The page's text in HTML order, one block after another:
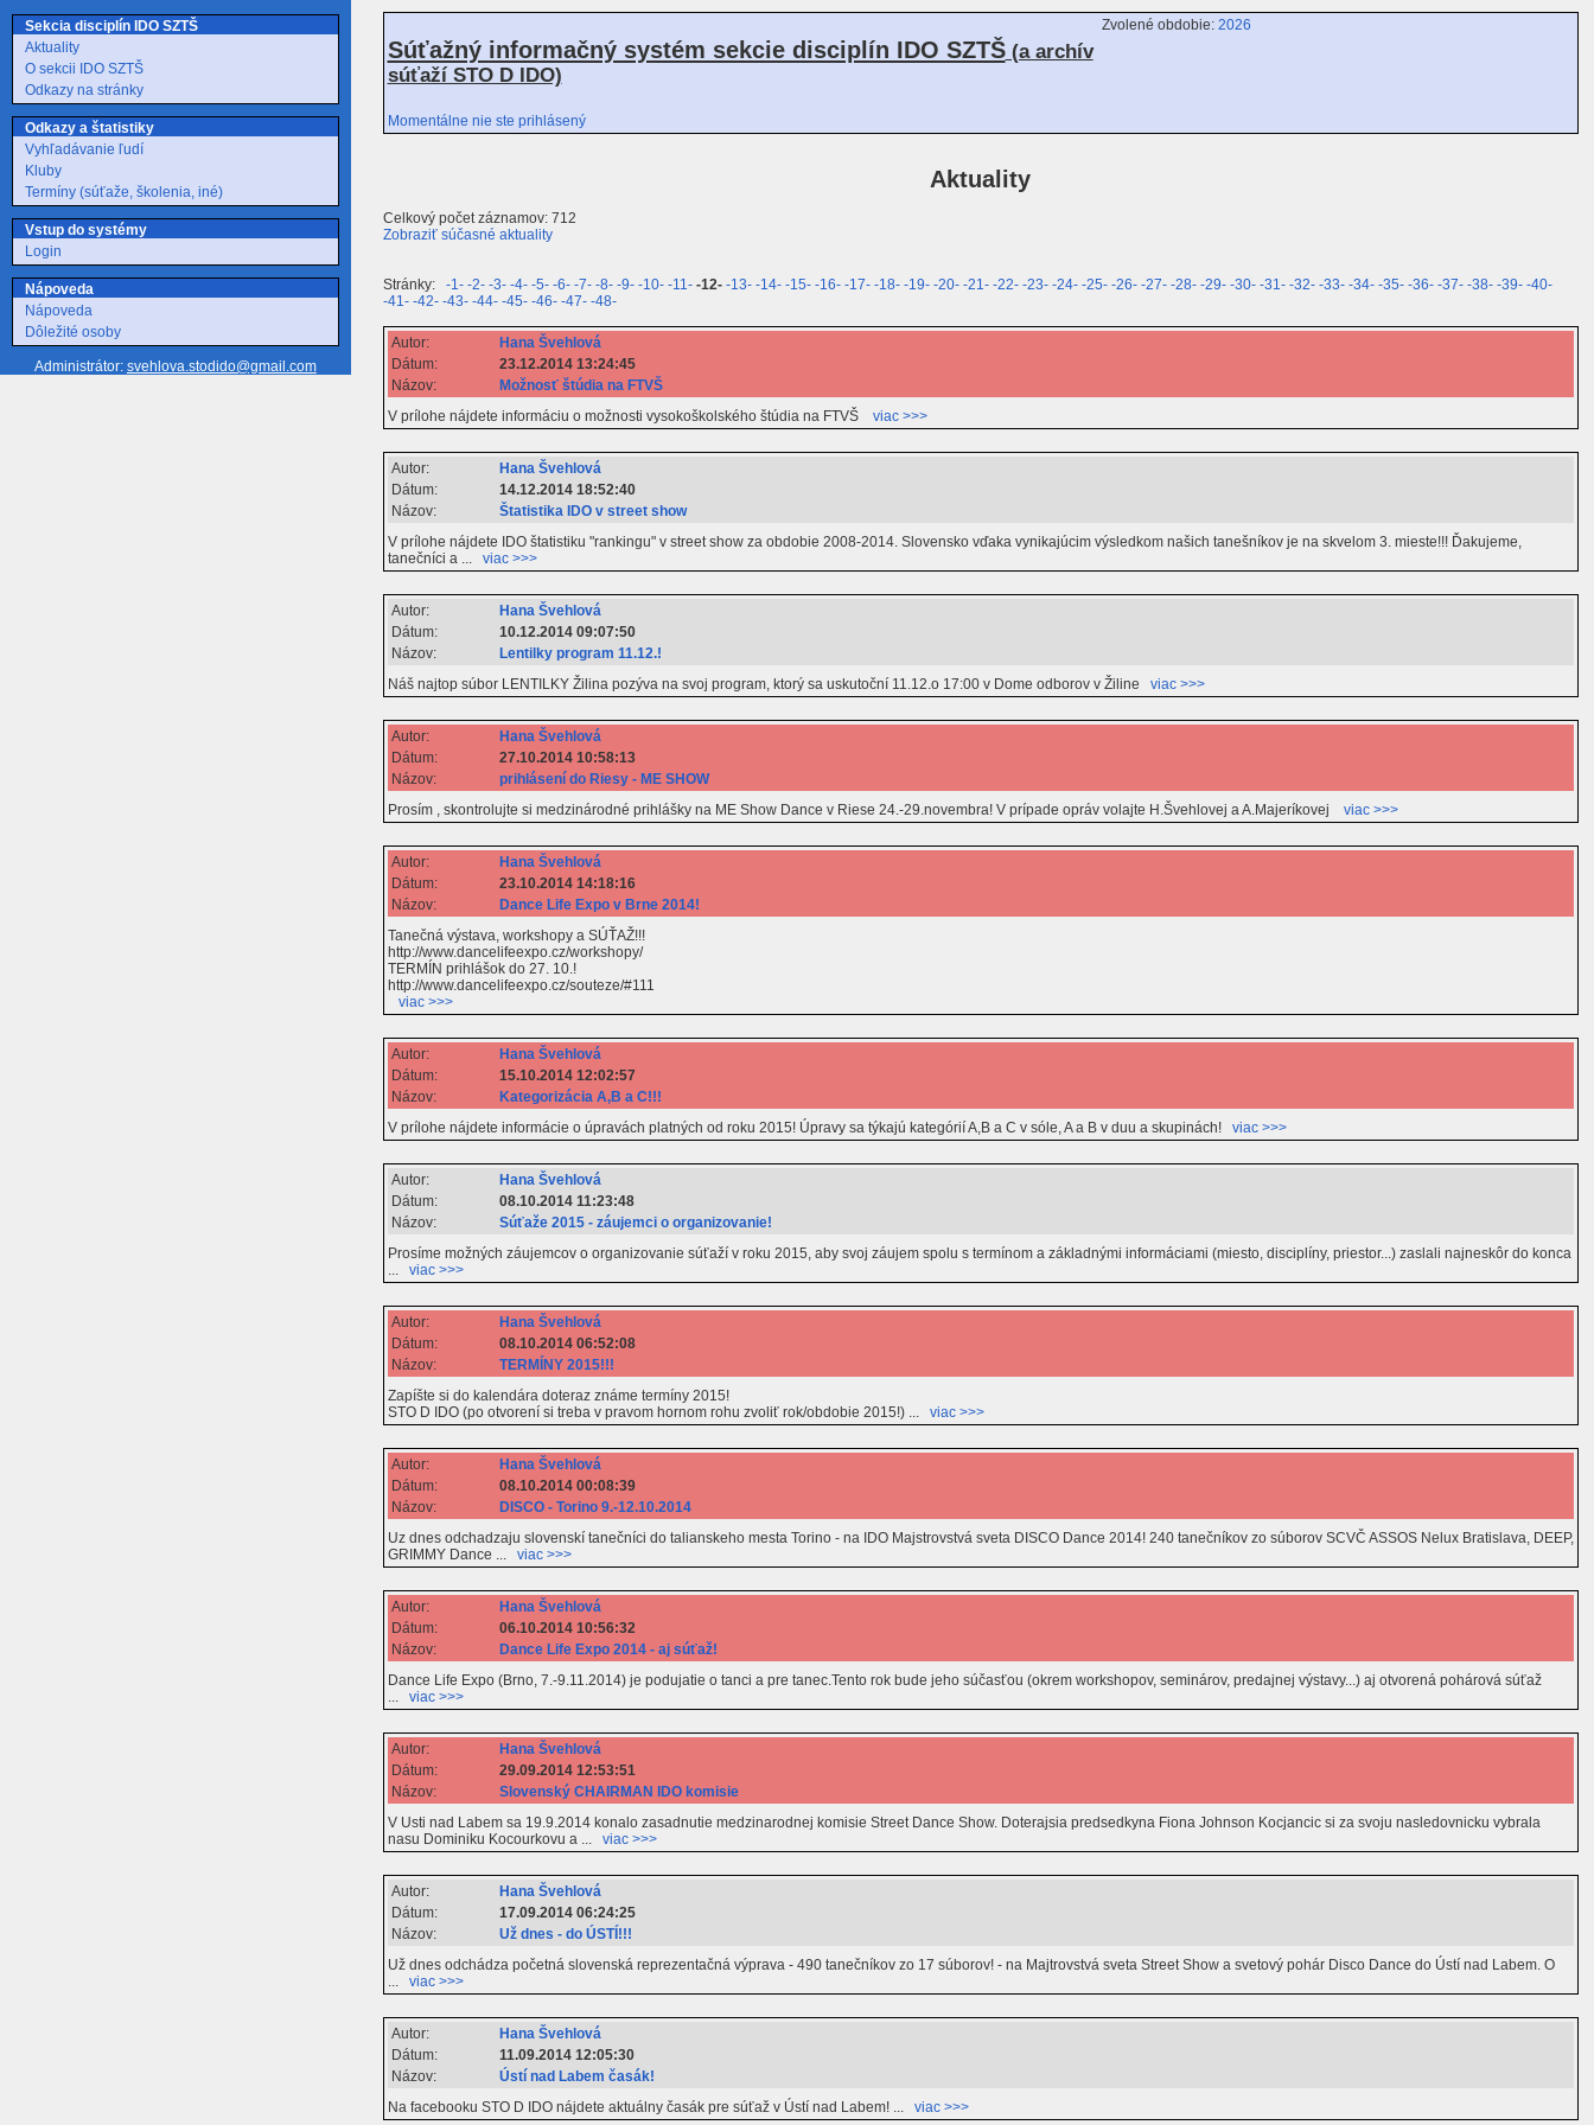
Sekcia disciplín IDO SZTŠ
Aktuality
O sekcii IDO SZTŠ
Odkazy na stránky
Odkazy a štatistiky
Vyhľadávanie ľudí
Kluby
Termíny (súťaže, školenia, iné)
Vstup do systémy
Login
Nápoveda
Nápoveda
Dôležité osoby
Administrátor: svehlova.stodido@gmail.com
Súťažný informačný systém sekcie disciplín IDO SZTŠ(a archív
súťaží STO D IDO)
Zvolené obdobie: 2026
Momentálne nie ste prihlásený
Aktuality
Celkový počet záznamov: 712
Zobraziť súčasné aktuality
Stránky: -1- -2- -3- -4- -5- -6- -7- -8- -9- -10- -11- -12- -13- -14- -15- -16- -17- -18- -19- -20- -21- -22- -23- -24- -25- -26- -27- -28- -29- -30- -31- -32- -33- -34- -35- -36- -37- -38- -39- -40-
-41- -42- -43- -44- -45- -46- -47- -48-
Autor:
Hana Švehlová
Dátum:
23.12.2014 13:24:45
Názov:
Možnosť štúdia na FTVŠ
V prílohe nájdete informáciu o možnosti vysokoškolského štúdia na FTVŠ viac >>>
Autor:
Hana Švehlová
Dátum:
14.12.2014 18:52:40
Názov:
Štatistika IDO v street show
V prílohe nájdete IDO štatistiku "rankingu" v street show za obdobie 2008-2014. Slovensko vďaka vynikajúcim výsledkom našich tanešníkov je na skvelom 3. mieste!!! Ďakujeme,
tanečníci a ... viac >>>
Autor:
Hana Švehlová
Dátum:
10.12.2014 09:07:50
Názov:
Lentilky program 11.12.!
Náš najtop súbor LENTILKY Žilina pozýva na svoj program, ktorý sa uskutoční 11.12.o 17:00 v Dome odborov v Žiline viac >>>
Autor:
Hana Švehlová
Dátum:
27.10.2014 10:58:13
Názov:
prihlásení do Riesy - ME SHOW
Prosím , skontrolujte si medzinárodné prihlášky na ME Show Dance v Riese 24.-29.novembra! V prípade opráv volajte H.Švehlovej a A.Majeríkovej viac >>>
Autor:
Hana Švehlová
Dátum:
23.10.2014 14:18:16
Názov:
Dance Life Expo v Brne 2014!
Tanečná výstava, workshopy a SÚŤAŽ!!!
http://www.dancelifeexpo.cz/workshopy/
TERMÍN prihlášok do 27. 10.!
http://www.dancelifeexpo.cz/souteze/#111
viac >>>
Autor:
Hana Švehlová
Dátum:
15.10.2014 12:02:57
Názov:
Kategorizácia A,B a C!!!
V prílohe nájdete informácie o úpravách platných od roku 2015! Úpravy sa týkajú kategórií A,B a C v sóle, A a B v duu a skupinách! viac >>>
Autor:
Hana Švehlová
Dátum:
08.10.2014 11:23:48
Názov:
Súťaže 2015 - záujemci o organizovanie!
Prosíme možných záujemcov o organizovanie súťaží v roku 2015, aby svoj záujem spolu s termínom a základnými informáciami (miesto, disciplíny, priestor...) zaslali najneskôr do konca
viac >>>
Autor:
Hana Švehlová
Dátum:
08.10.2014 06:52:08
Názov:
TERMÍNY 2015!!!
Zapíšte si do kalendára doteraz známe termíny 2015!
STO D IDO (po otvorení si treba v pravom hornom rohu zvoliť rok/obdobie 2015!) ... viac >>>
Autor:
Hana Švehlová
Dátum:
08.10.2014 00:08:39
Názov:
DISCO - Torino 9.-12.10.2014
Uz dnes odchadzaju slovenskí tanečníci do talianskeho mesta Torino - na IDO Majstrovstvá sveta DISCO Dance 2014! 240 tanečníkov zo súborov SCVČ ASSOS Nelux Bratislava, DEEP,
GRIMMY Dance ... viac >>>
Autor:
Hana Švehlová
Dátum:
06.10.2014 10:56:32
Názov:
Dance Life Expo 2014 - aj súťaž!
Dance Life Expo (Brno, 7.-9.11.2014) je podujatie o tanci a pre tanec.Tento rok bude jeho súčasťou (okrem workshopov, seminárov, predajnej výstavy...) aj otvorená pohárová súťaž
viac >>>
Autor:
Hana Švehlová
Dátum:
29.09.2014 12:53:51
Názov:
Slovenský CHAIRMAN IDO komisie
V Usti nad Labem sa 19.9.2014 konalo zasadnutie medzinarodnej komisie Street Dance Show. Doterajsia predsedkyna Fiona Johnson Kocjancic si za svoju nasledovnicku vybrala
nasu Dominiku Kocourkovu a ... viac >>>
Autor:
Hana Švehlová
Dátum:
17.09.2014 06:24:25
Názov:
Už dnes - do ÚSTÍ!!!
Už dnes odchádza početná slovenská reprezentačná výprava - 490 tanečníkov zo 17 súborov! - na Majtrovstvá sveta Street Show a svetový pohár Disco Dance do Ústí nad Labem. O
viac >>>
Autor:
Hana Švehlová
Dátum:
11.09.2014 12:05:30
Názov:
Ústí nad Labem časák!
Na facebooku STO D IDO nájdete aktuálny časák pre súťaž v Ústí nad Labem! ... viac >>>